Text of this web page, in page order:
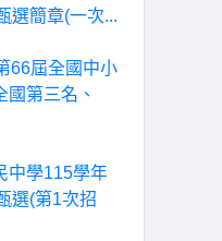
選簡章(一次...
66屆全國中小
國第三名、
中學115學年
選(第1次招